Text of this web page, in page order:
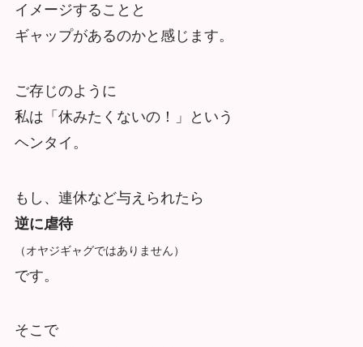
イメージすることと
ギャップがあるのかと感じます。
ご存じのように
私は「休みたくないの！」という
ヘンタイ。
もし、連休など与えられたら
逆に虐待
（オヤジギャグではありません）
です。
そこで